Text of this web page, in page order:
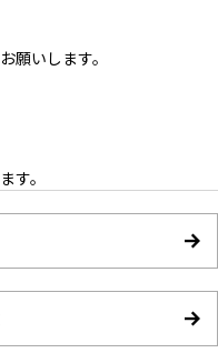
願いします。
す。